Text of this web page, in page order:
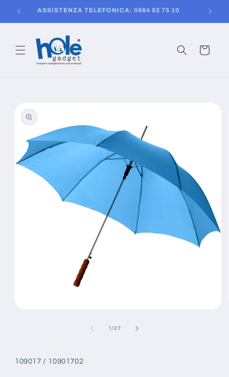
direttamenteASSISTENZA TELEFONICA: 0984 92 75 10
Carrello
informazioni
sul prodotto
modale
1/su
27
109017 / 10901702